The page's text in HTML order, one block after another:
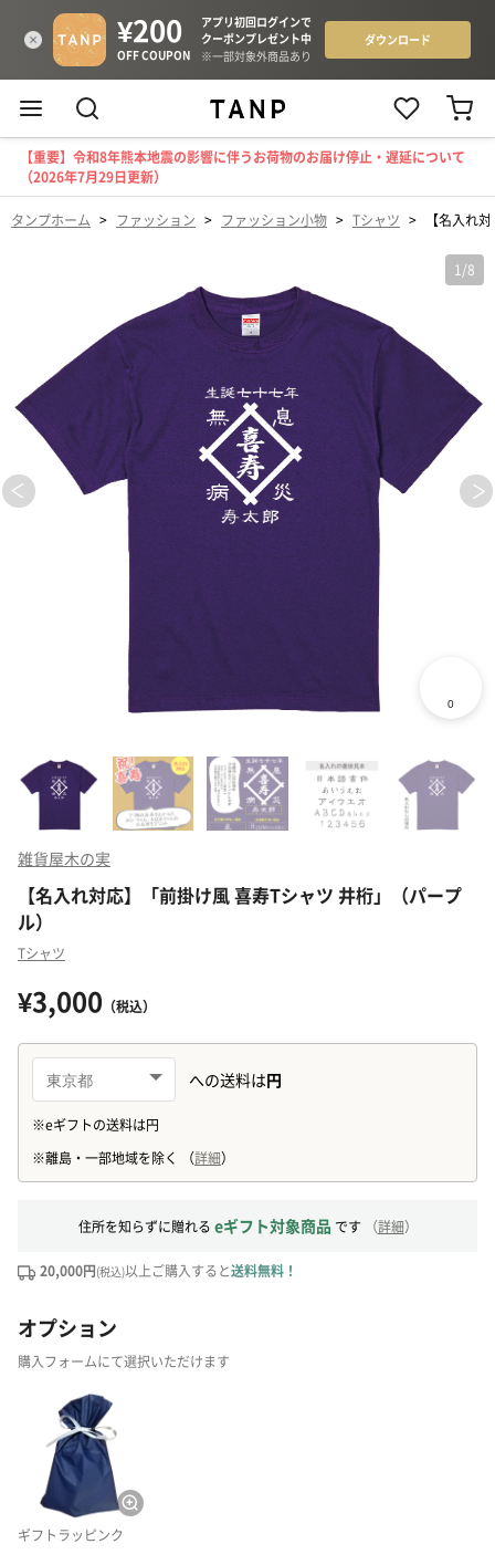
【重要】令和8年熊本地震の影響に伴うお荷物のお届け停止・遅延について
（2026年7月29日更新）
タンプホーム > ファッション > ファッション小物 > Tシャツ > 【名入れ
1 /8
雑貨屋木の実
【名入れ対応】「前掛け風 喜寿Tシャツ 井桁」（パープ
ル）
Tシャツ
¥3,000 （税込）
住所を知らずに贈れる eギフト対象商品 です （詳細）
20,000円(税込)以上ご購入すると送料無料！
オプション
購入フォームにて選択いただけます
ギフトラッピンク